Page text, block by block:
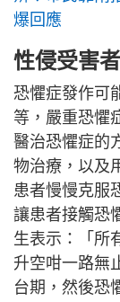
爆回應
性侵受害
恐懼症發作可
等，嚴重恐懼
醫治恐懼症的
物治療，以及
患者慢慢克服
讓患者接觸恐
生表示：「所
升空咁一路無
台期，然後恐